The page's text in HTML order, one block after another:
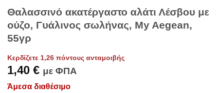
Θαλασσινό ακατέργαστο αλάτι Λέσβου με
ούζο, Γυάλινος σωλήνας, My Aegean,
55γρ
Κερδίζετε 1,26 πόντους ανταμοιβής
1,40 € με ΦΠΑ
Άμεσα διαθέσιμο